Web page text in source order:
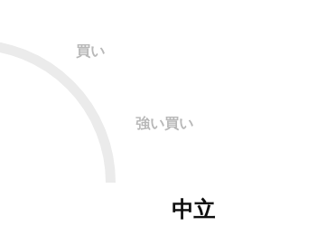
買い
強い買い
中立